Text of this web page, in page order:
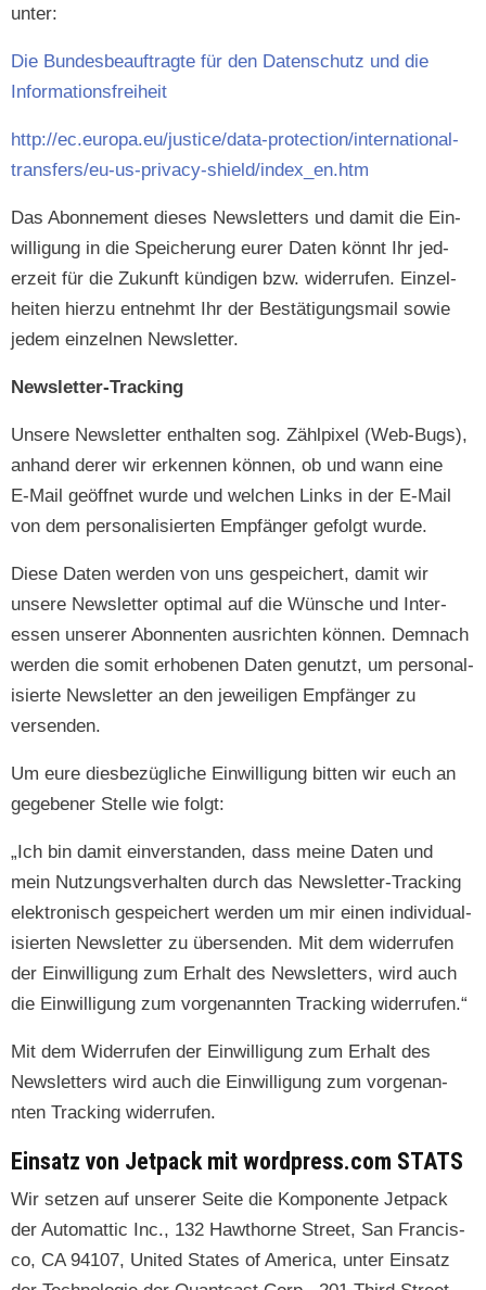
unter:
Die Bun­des­beauf­tragte für den Daten­schutz und die
Informationsfreiheit
http://ec.europa.eu/justice/data-protection/international-
transfers/eu-us-privacy-shield/index_en.htm
Das Abon­nement dieses Newslet­ters und damit die Ein­
willi­gung in die Spe­icherung eur­er Dat­en kön­nt Ihr jed­
erzeit für die Zukun­ft kündi­gen bzw. wider­rufen. Einzel­
heit­en hierzu ent­nehmt Ihr der Bestä­ti­gungs­mail sowie
jedem einzel­nen Newsletter.
Newslet­ter-Track­ing
Unsere Newslet­ter enthal­ten sog. Zählpix­el (Web-Bugs),
anhand der­er wir erken­nen kön­nen, ob und wann eine
E‑Mail geöffnet wurde und welchen Links in der E‑Mail
von dem per­son­al­isierten Empfänger gefol­gt wurde.
Diese Dat­en wer­den von uns gespe­ichert, damit wir
unsere Newslet­ter opti­mal auf die Wün­sche und Inter­
essen unser­er Abon­nen­ten aus­richt­en kön­nen. Dem­nach
wer­den die somit erhobe­nen Dat­en genutzt, um per­son­al­
isierte Newslet­ter an den jew­eili­gen Empfänger zu
versenden.
Um eure dies­bezügliche Ein­willi­gung bit­ten wir euch an
gegeben­er Stelle wie folgt:
„Ich bin damit ein­ver­standen, dass meine Dat­en und
mein Nutzungsver­hal­ten durch das Newslet­ter-Track­ing
elek­tro­n­isch gespe­ichert wer­den um mir einen indi­vid­u­al­
isierten Newslet­ter zu übersenden. Mit dem wider­rufen
der Ein­willi­gung zum Erhalt des Newslet­ters, wird auch
die Ein­willi­gung zum vor­ge­nan­nten Track­ing widerrufen.“
Mit dem Wider­rufen der Ein­willi­gung zum Erhalt des
Newslet­ters wird auch die Ein­willi­gung zum vor­ge­nan­
nten Track­ing widerrufen.
Einsatz von Jetpack mit wordpress.com STATS
Wir set­zen auf unser­er Seite die Kom­po­nente Jet­pack
der Automat­tic Inc., 132 Hawthorne Street, San Fran­cis­
co, CA 94107, Unit­ed States of Amer­i­ca, unter Ein­satz